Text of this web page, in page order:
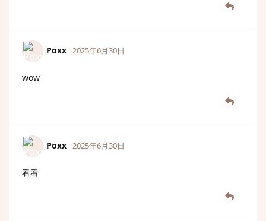
Poxx 2025年6月30日
wow
Poxx 2025年6月30日
看看